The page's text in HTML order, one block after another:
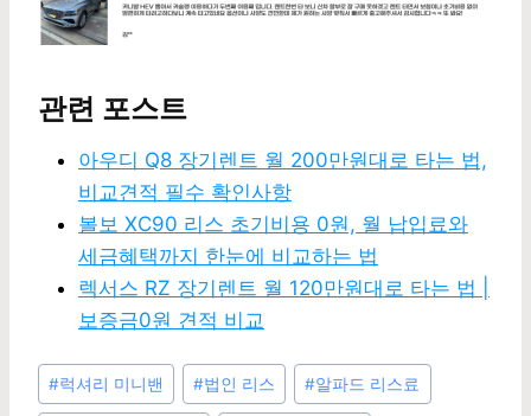
관련 포스트
아우디 Q8 장기렌트 월 200만원대로 타는 법,
비교견적 필수 확인사항
볼보 XC90 리스 초기비용 0원, 월 납입료와
세금혜택까지 한눈에 비교하는 법
렉서스 RZ 장기렌트 월 120만원대로 타는 법 |
보증금0원 견적 비교
Post
Tags:
#럭셔리 미니밴 #법인 리스 #알파드 리스료